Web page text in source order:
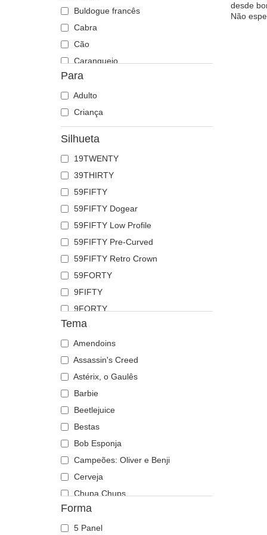
Buldogue francês
Cabra
Cão
Caranguejo
Cavalo
Caveira
Cervo
Chacal
Chihuahua
Coiote
Coruja
Corvo
Crocodilo
Doberman
Dragão
Escorpião
Esquilo
Fénix
Flamingo
Foca
Formiga
Gaivota
Galo
Gato
Golfinho
Guaxinim
Guepardo
Hipopótamo
Labrador retriever
Lagarto
Lagosta
Leão
Para
Adulto
Criança
Silhueta
19TWENTY
39THIRTY
59FIFTY
59FIFTY Dogear
59FIFTY Low Profile
59FIFTY Pre-Curved
59FIFTY Retro Crown
59FORTY
9FIFTY
9FORTY
9FORTY APEX
9FORTY M-Crown
9SEVENTY
9TWENTY
A Frame
Casual Classic
E Frame
Open Back
Runner
The 90s
The Ball
The Retro
The Snap
Tema
Amendoins
Assassin's Creed
Astérix, o Gaulês
Barbie
Beetlejuice
Bestas
Bob Esponja
Campeões: Oliver e Benji
Cerveja
Chupa Chups
Cidades e Praias
Cocktails
Forma
5 Panel
desde
Não